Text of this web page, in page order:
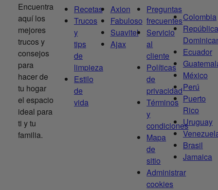
Encuentra
aquí los
mejores
trucos y
consejos
para
hacer de
tu hogar
el espacio
ideal para
ti y tu
familia.
Recetas
Trucos
y
tips
de
limpieza
Estilo
de
vida
Axion
Fabuloso
Suavitel
Ajax
Preguntas
frecuentes
Servicio
al
cliente
Políticas
de
privacidad
Términos
y
condiciones
Mapa
de
sitio
Administrar
cookies
Colombia
República
Ecuador
México
Perú
Puerto
Rico
Uruguay
Brasil
Jamaica